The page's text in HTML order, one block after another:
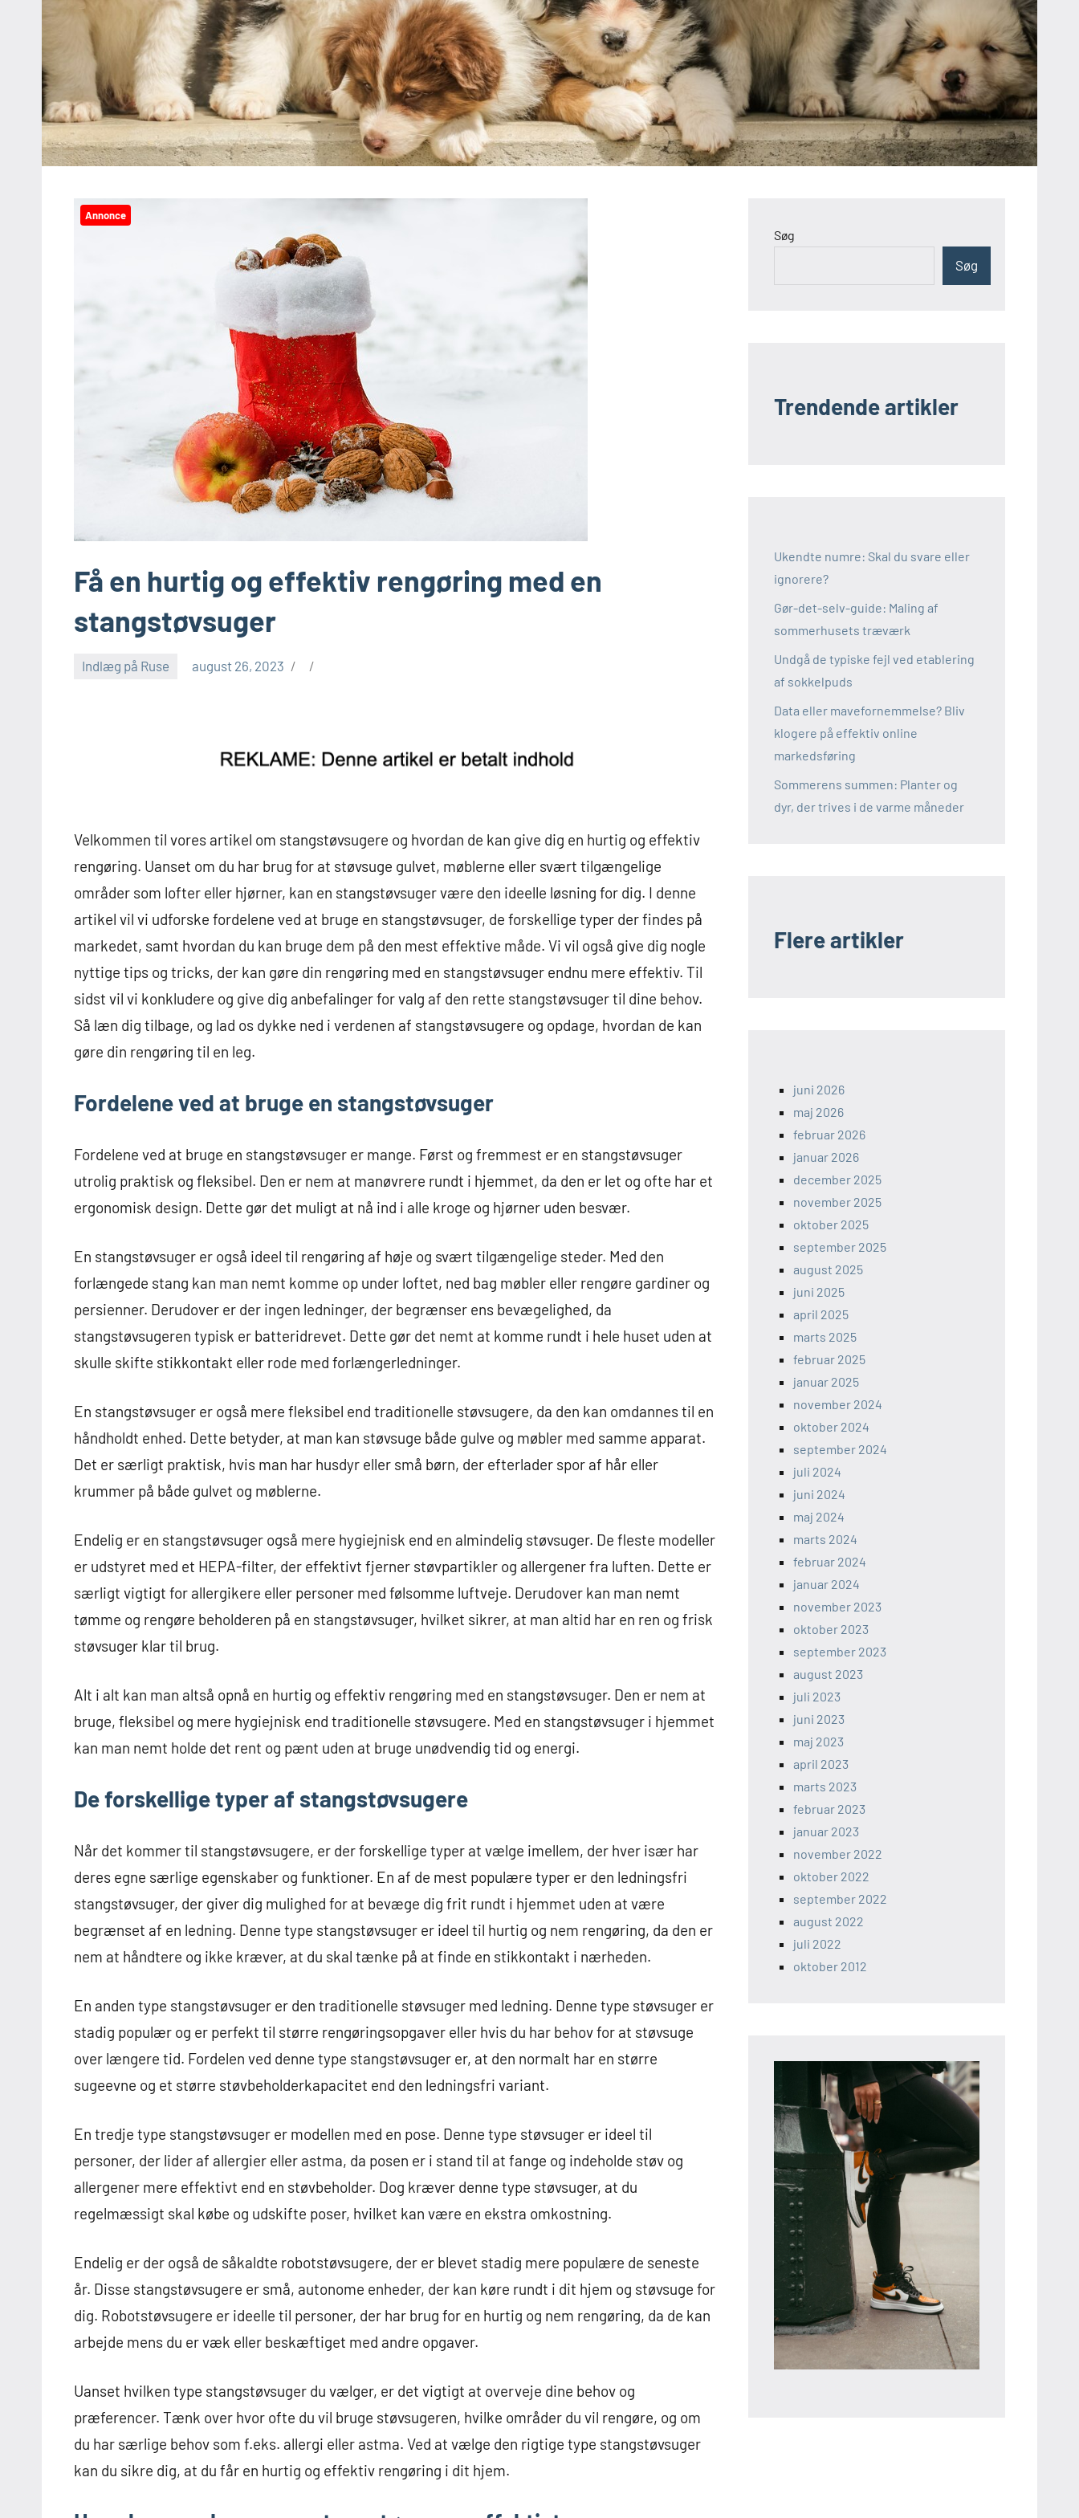
Annonce
Få en hurtig og effektiv rengøring med en
stangstøvsuger
Indlæg på Ruse august 26, 2023
Velkommen til vores artikel om stangstøvsugere og hvordan de kan give dig en hurtig og effektiv
rengøring. Uanset om du har brug for at støvsuge gulvet, møblerne eller svært tilgængelige
områder som lofter eller hjørner, kan en stangstøvsuger være den ideelle løsning for dig. I denne
artikel vil vi udforske fordelene ved at bruge en stangstøvsuger, de forskellige typer der findes på
markedet, samt hvordan du kan bruge dem på den mest effektive måde. Vi vil også give dig nogle
nyttige tips og tricks, der kan gøre din rengøring med en stangstøvsuger endnu mere effektiv. Til
sidst vil vi konkludere og give dig anbefalinger for valg af den rette stangstøvsuger til dine behov.
Så læn dig tilbage, og lad os dykke ned i verdenen af stangstøvsugere og opdage, hvordan de kan
gøre din rengøring til en leg.
Fordelene ved at bruge en stangstøvsuger
Fordelene ved at bruge en stangstøvsuger er mange. Først og fremmest er en stangstøvsuger
utrolig praktisk og fleksibel. Den er nem at manøvrere rundt i hjemmet, da den er let og ofte har et
ergonomisk design. Dette gør det muligt at nå ind i alle kroge og hjørner uden besvær.
En stangstøvsuger er også ideel til rengøring af høje og svært tilgængelige steder. Med den
forlængede stang kan man nemt komme op under loftet, ned bag møbler eller rengøre gardiner og
persienner. Derudover er der ingen ledninger, der begrænser ens bevægelighed, da
stangstøvsugeren typisk er batteridrevet. Dette gør det nemt at komme rundt i hele huset uden at
skulle skifte stikkontakt eller rode med forlængerledninger.
En stangstøvsuger er også mere fleksibel end traditionelle støvsugere, da den kan omdannes til en
håndholdt enhed. Dette betyder, at man kan støvsuge både gulve og møbler med samme apparat.
Det er særligt praktisk, hvis man har husdyr eller små børn, der efterlader spor af hår eller
krummer på både gulvet og møblerne.
Endelig er en stangstøvsuger også mere hygiejnisk end en almindelig støvsuger. De fleste modeller
er udstyret med et HEPA-filter, der effektivt fjerner støvpartikler og allergener fra luften. Dette er
særligt vigtigt for allergikere eller personer med følsomme luftveje. Derudover kan man nemt
tømme og rengøre beholderen på en stangstøvsuger, hvilket sikrer, at man altid har en ren og frisk
støvsuger klar til brug.
Alt i alt kan man altså opnå en hurtig og effektiv rengøring med en stangstøvsuger. Den er nem at
bruge, fleksibel og mere hygiejnisk end traditionelle støvsugere. Med en stangstøvsuger i hjemmet
kan man nemt holde det rent og pænt uden at bruge unødvendig tid og energi.
De forskellige typer af stangstøvsugere
Når det kommer til stangstøvsugere, er der forskellige typer at vælge imellem, der hver især har
deres egne særlige egenskaber og funktioner. En af de mest populære typer er den ledningsfri
stangstøvsuger, der giver dig mulighed for at bevæge dig frit rundt i hjemmet uden at være
begrænset af en ledning. Denne type stangstøvsuger er ideel til hurtig og nem rengøring, da den er
nem at håndtere og ikke kræver, at du skal tænke på at finde en stikkontakt i nærheden.
En anden type stangstøvsuger er den traditionelle støvsuger med ledning. Denne type støvsuger er
stadig populær og er perfekt til større rengøringsopgaver eller hvis du har behov for at støvsuge
over længere tid. Fordelen ved denne type stangstøvsuger er, at den normalt har en større
sugeevne og et større støvbeholderkapacitet end den ledningsfri variant.
En tredje type stangstøvsuger er modellen med en pose. Denne type støvsuger er ideel til
personer, der lider af allergier eller astma, da posen er i stand til at fange og indeholde støv og
allergener mere effektivt end en støvbeholder. Dog kræver denne type støvsuger, at du
regelmæssigt skal købe og udskifte poser, hvilket kan være en ekstra omkostning.
Endelig er der også de såkaldte robotstøvsugere, der er blevet stadig mere populære de seneste
år. Disse stangstøvsugere er små, autonome enheder, der kan køre rundt i dit hjem og støvsuge for
dig. Robotstøvsugere er ideelle til personer, der har brug for en hurtig og nem rengøring, da de kan
arbejde mens du er væk eller beskæftiget med andre opgaver.
Uanset hvilken type stangstøvsuger du vælger, er det vigtigt at overveje dine behov og
præferencer. Tænk over hvor ofte du vil bruge støvsugeren, hvilke områder du vil rengøre, og om
du har særlige behov som f.eks. allergi eller astma. Ved at vælge den rigtige type stangstøvsuger
kan du sikre dig, at du får en hurtig og effektiv rengøring i dit hjem.
Søg
Søg
Trendende artikler
Ukendte numre: Skal du svare eller
ignorere?
Gør-det-selv-guide: Maling af
sommerhusets træværk
Undgå de typiske fejl ved etablering
af sokkelpuds
Data eller mavefornemmelse? Bliv
klogere på effektiv online
markedsføring
Sommerens summen: Planter og
dyr, der trives i de varme måneder
Flere artikler
juni 2026
maj 2026
februar 2026
januar 2026
december 2025
november 2025
oktober 2025
september 2025
august 2025
juni 2025
april 2025
marts 2025
februar 2025
januar 2025
november 2024
oktober 2024
september 2024
juli 2024
juni 2024
maj 2024
marts 2024
februar 2024
januar 2024
november 2023
oktober 2023
september 2023
august 2023
juli 2023
juni 2023
maj 2023
april 2023
marts 2023
februar 2023
januar 2023
november 2022
oktober 2022
september 2022
august 2022
juli 2022
oktober 2012